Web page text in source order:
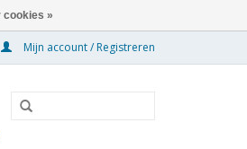
Mijn account / Registreren
cookies »